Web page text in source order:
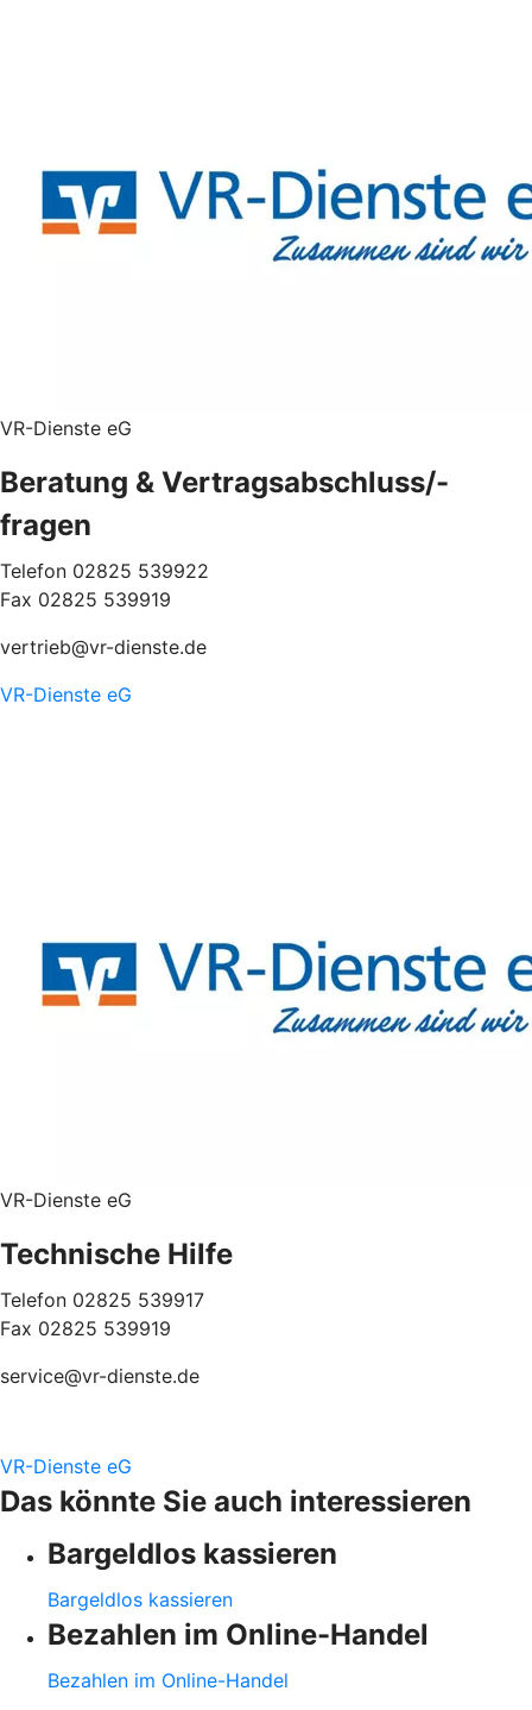
VR-Dienste eG
Beratung & Vertragsabschluss/-
fragen
Telefon 02825 539922
Fax 02825 539919
vertrieb@vr-dienste.de
VR-Dienste eG
VR-Dienste eG
Technische Hilfe
Telefon 02825 539917
Fax 02825 539919
service@vr-dienste.de
VR-Dienste eG
Das könnte Sie auch interessieren
Bargeldlos kassieren
Bargeldlos kassieren
Bezahlen im Online-Handel
Bezahlen im Online-Handel